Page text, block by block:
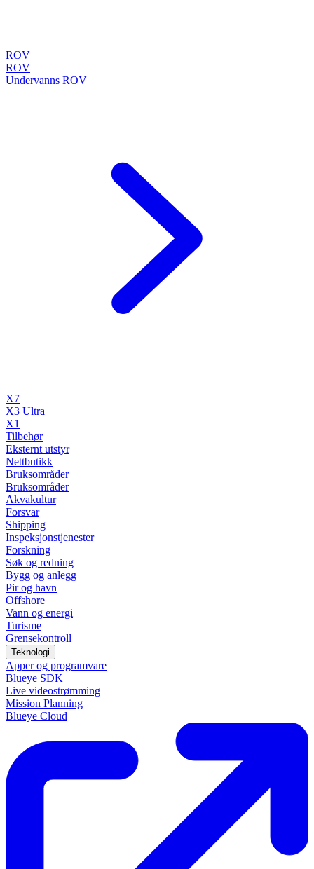
ROV
ROV
Undervanns ROV
X7
X3 Ultra
X1
Tilbehør
Eksternt utstyr
Nettbutikk
Bruksområder
Bruksområder
Akvakultur
Forsvar
Shipping
Inspeksjonstjenester
Forskning
Søk og redning
Bygg og anlegg
Pir og havn
Offshore
Vann og energi
Turisme
Grensekontroll
Teknologi
Apper og programvare
Blueye SDK
Live videostrømming
Mission Planning
Blueye Cloud